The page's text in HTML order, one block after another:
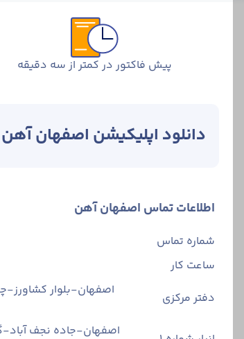
پیش فاکتور در کمتر از سه دقیقه
دانلود اپلیکیشن اصفهان آهن
اطلاعات تماس اصفهان آهن
شماره تماس
ساعت کار
دفتر مرکزی
اصفهان-بلوار کشاورز-
اصفهان-جاده نجف